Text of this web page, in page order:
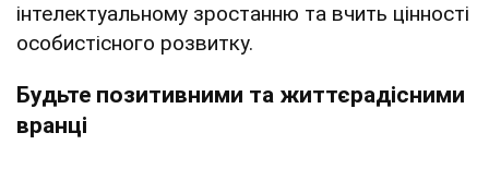
інтелектуальному зростанню та вчить цінності
особистісного розвитку.
Будьте позитивними та життєрадісними
вранці